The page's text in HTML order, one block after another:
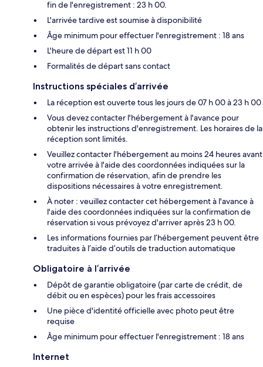
fin de l'enregistrement : 23 h 00.
L'arrivée tardive est soumise à disponibilité
Âge minimum pour effectuer l'enregistrement : 18 ans
L'heure de départ est 11 h 00
Formalités de départ sans contact
Instructions spéciales d’arrivée
La réception est ouverte tous les jours de 07 h 00 à 23 h 00
Vous devez contacter l'hébergement à l'avance pour
obtenir les instructions d'enregistrement. Les horaires de la
réception sont limités.
Veuillez contacter l'hébergement au moins 24 heures avant
votre arrivée à l'aide des coordonnées indiquées sur la
confirmation de réservation, afin de prendre les
dispositions nécessaires à votre enregistrement.
À noter : veuillez contacter cet hébergement à l'avance à
l'aide des coordonnées indiquées sur la confirmation de
réservation si vous prévoyez d'arriver après 23 h 00.
Les informations fournies par l’hébergement peuvent être
traduites à l’aide d’outils de traduction automatique
Obligatoire à l’arrivée
Dépôt de garantie obligatoire (par carte de crédit, de
débit ou en espèces) pour les frais accessoires
Une pièce d'identité officielle avec photo peut être
requise
Âge minimum pour effectuer l'enregistrement : 18 ans
Internet